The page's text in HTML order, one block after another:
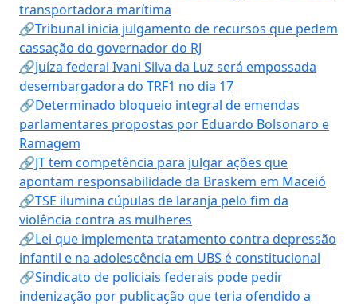
transportadora marítima
🔗Tribunal inicia julgamento de recursos que pedem
cassação do governador do RJ
🔗Juíza federal Ivani Silva da Luz será empossada
desembargadora do TRF1 no dia 17
🔗Determinado bloqueio integral de emendas
parlamentares propostas por Eduardo Bolsonaro e
Ramagem
🔗JT tem competência para julgar ações que
apontam responsabilidade da Braskem em Maceió
🔗TSE ilumina cúpulas de laranja pelo fim da
violência contra as mulheres
🔗Lei que implementa tratamento contra depressão
infantil e na adolescência em UBS é constitucional
🔗Sindicato de policiais federais pode pedir
indenização por publicação que teria ofendido a